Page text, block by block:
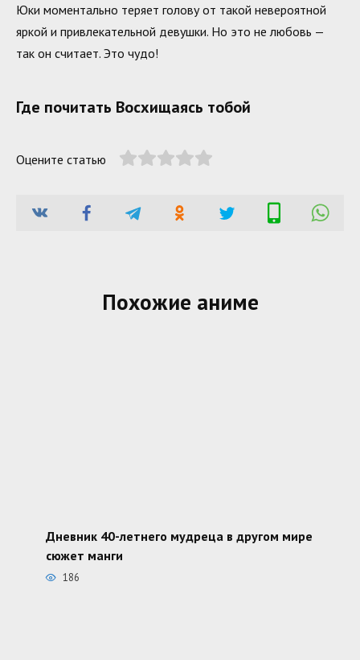
Юки моментально теряет голову от такой невероятной
яркой и привлекательной девушки. Но это не любовь —
так он считает. Это чудо!
Где почитать Восхищаясь тобой
Оцените статью
Похожие аниме
Дневник 40-летнего мудреца в другом мире
сюжет манги
186